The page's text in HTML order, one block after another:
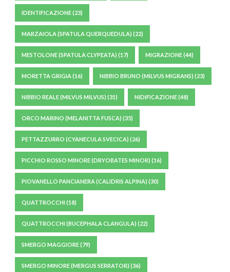
IDENTIFICAZIONE(23)
MARZAIOLA (SPATULA QUERQUEDULA) (22)
MESTOLONE (SPATULA CLYPEATA) (17) MIGRAZIONE(44)
MORETTA GRIGIA(16) NIBBIO BRUNO (MILVUS MIGRANS) (23)
NIBBIO REALE (MILVUS MILVUS) (31) NIDIFICAZIONE(48)
ORCO MARINO (MELANITTA FUSCA) (35)
PETTAZZURRO (CYANECULA SVECICA) (26)
PICCHIO ROSSO MINORE (DRYOBATES MINOR) (16)
PIOVANELLO PANCIANERA (CALIDRIS ALPINA) (30)
QUATTROCCHI (18)
QUATTROCCHI (BUCEPHALA CLANGULA) (22)
SMERGO MAGGIORE(79)
SMERGO MINORE (MERGUS SERRATOR) (36)